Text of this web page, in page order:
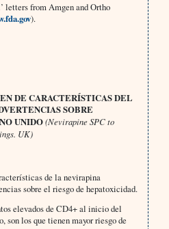
letters from Amgen and Ortho
).
DE CARACTERÍSTICAS DEL
SOBRE
UNIDO(Nevirapine SPC to
UK)
de la nevirapina
sobre el riesgo de hepatoxicidad.
elevados de CD4+ al inicio del
son los que tienen mayor riesgo de